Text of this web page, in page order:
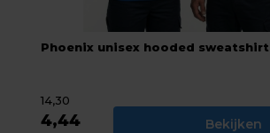
Phoenix unisex hooded sweatshirt
14,30
4,44 Bekijken